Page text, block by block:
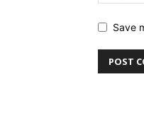
Save